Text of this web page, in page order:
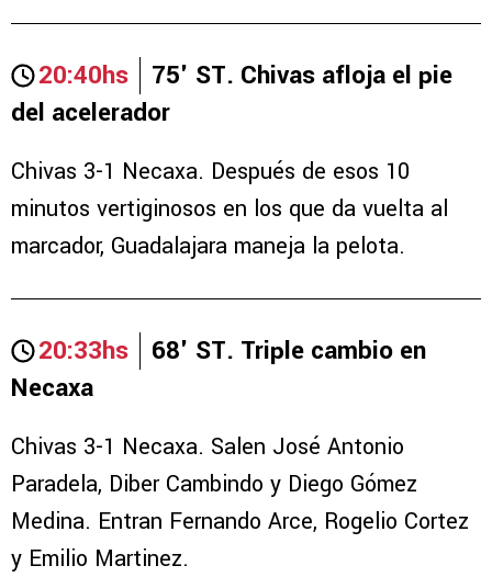
20:40hs
75' ST. Chivas afloja el pie
del acelerador
Chivas 3-1 Necaxa. Después de esos 10
minutos vertiginosos en los que da vuelta al
marcador, Guadalajara maneja la pelota.
20:33hs
68' ST. Triple cambio en
Necaxa
Chivas 3-1 Necaxa. Salen José Antonio
Paradela, Diber Cambindo y Diego Gómez
Medina. Entran Fernando Arce, Rogelio Cortez
y Emilio Martinez.